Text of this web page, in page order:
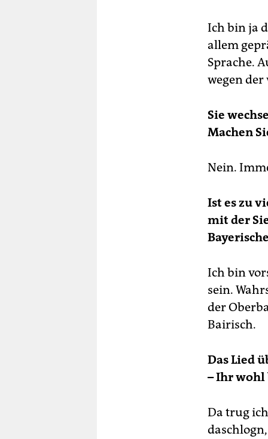
Ich bin ja
allem
Sprache.
wegen der
Sie
Machen
Nein.
Ist es zu
mit der
Ich bin
sein.
der
Bairisch.
Das Lied
– Ihr wohl
Da trug